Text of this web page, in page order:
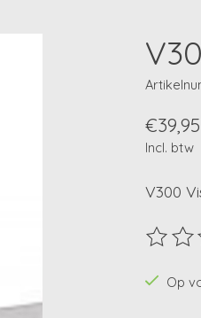
€39,95
Incl. btw
V300
De
Op